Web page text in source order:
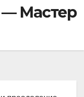
— Мастер